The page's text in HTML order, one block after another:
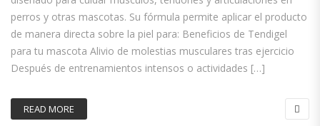
perros y otras mascotas. Su fórmula permite aplicar el producto
de manera directa sobre la piel para: Beneficios de Tendigel
para tu mascota Alivio de molestias musculares tras ejercicio
Después de entrenamientos intensos o actividades […]
READ MORE